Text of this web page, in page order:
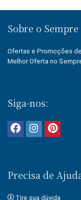
Sobre o
Ofertas e Promoções
Melhor Oferta no
Siga-nos:
Precisa de
Tire sua dúvida